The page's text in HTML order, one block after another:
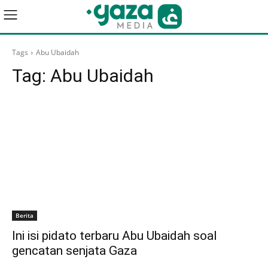
Tags Abu Ubaidah
Tag: Abu Ubaidah
Berita
Ini isi pidato terbaru Abu Ubaidah soal
gencatan senjata Gaza